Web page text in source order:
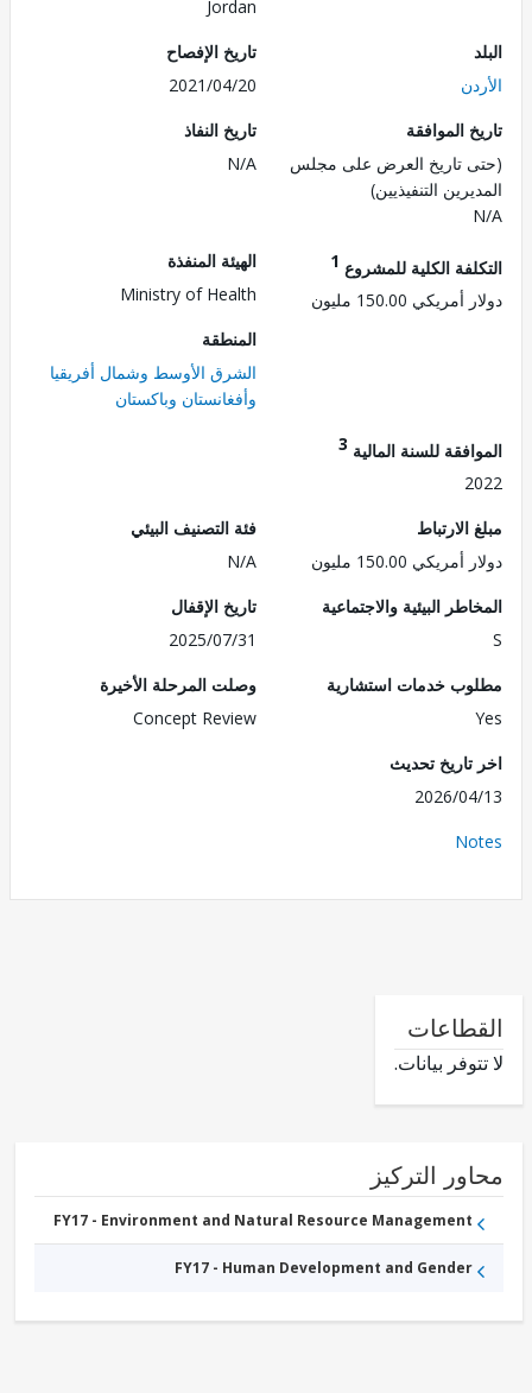
تاريخ الإفصاح
2021/04/20
الموافقة
تاريخ العرض على مجلس
التنفيذيين)
تاريخ النفاذ
N/A
الكلية للمشروع1
150.00 مليون
الهيئة المنفذة
Ministry of Health
الشرق الأوسط وشمال أفريقيا
وأفغانستان وباكستان
للسنة المالية3
150.00 مليون
فئة التصنيف البيئي
N/A
البيئية والاجتماعية
تاريخ الإقفال
2025/07/31
خدمات استشارية
وصلت المرحلة الأخيرة
Concept Review
تحديث
2026/
بيانات.
التركيز
FY17 - Environment and Natural Resource Management
FY17 - Human Development and Gender